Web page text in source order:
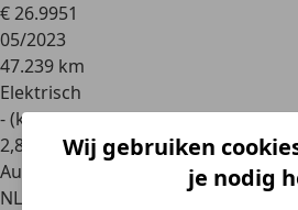
€ 26.9951
05/2023
47.239 km
Elektrisch
- (kWh/100 km)
2,8
Autobedrijf
NL 8521 MC
Sint Nicolaasga
Wij gebruiken
je nodig